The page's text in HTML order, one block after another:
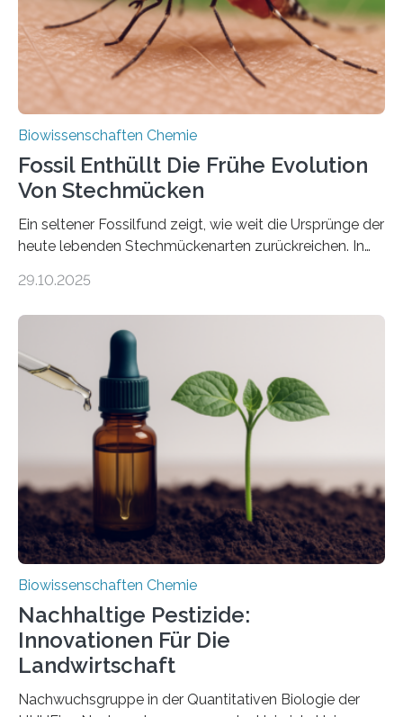
mit scheibenförmiger Gestalt. Was auffällig ist: Die
nächsten…
Biowissenschaften Chemie
Fossil Enthüllt Die Frühe Evolution
Von Stechmücken
Ein seltener Fossilfund zeigt, wie weit die Ursprünge der
heute lebenden Stechmückenarten zurückreichen. In
Forschende die bisher älteste bekannte Stechmücken-
Region Kachin in Myanmar und hat sich in
ausgezeichnetem Zustand erhalten. Es konnte als neue
Art einer neuen Gattung beschrieben werden und trägt
nun den Namen Cretosabethes primaevus. Dieser erste
fossile Nachweis einer Stechmückenlarve in Bernstein
stellt gleichzeitig den ersten Fossilfund einer
Mückenlarve aus dem Mesozoikum dar, denn…
29.10.2025
Biowissenschaften Chemie
Nachhaltige Pestizide:
Innovationen Für Die
Landwirtschaft
Nachwuchsgruppe in der Quantitativen Biologie der